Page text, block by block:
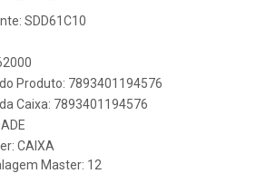
SDD61C10
Produto: 7893401194576
Caixa: 7893401194576
CAIXA
Master: 12